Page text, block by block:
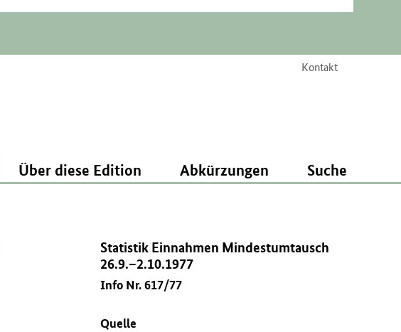
Kontakt
Über diese Edition Abkürzungen Suche
Statistik Einnahmen Mindestumtausch
26.9.–2.10.1977
Info Nr. 617/77
Quelle